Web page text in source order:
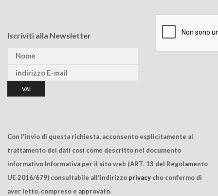
Iscriviti alla Newsletter
Con l'invio di questa richiesta, acconsento esplicitamente al
trattamento dei dati così come descritto nel documento
informativo Informativa per il sito web (ART. 13 del Regolamento
UE 2016/679) consultabile all'indirizzo privacy che confermo di
aver letto, compreso e approvato.